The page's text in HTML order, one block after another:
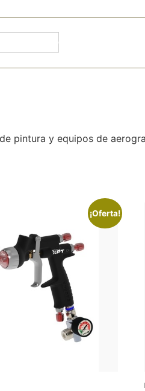
pintura y equipos de
¡Oferta!